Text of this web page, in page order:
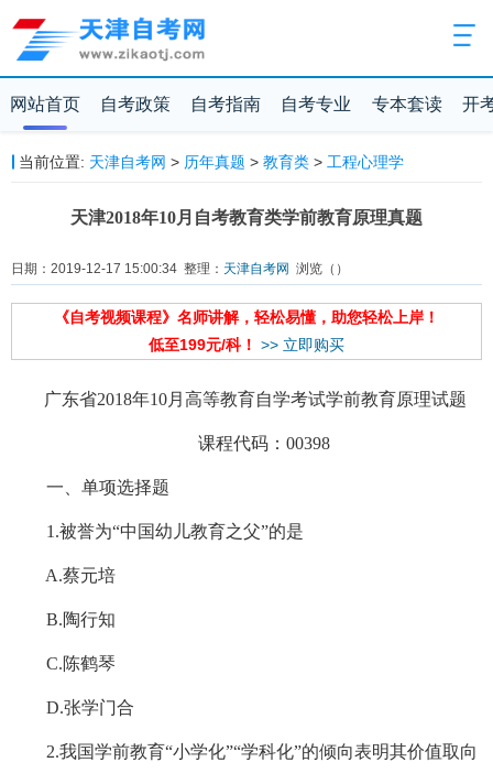
网站首页 自考政策 自考指南 自考专业 专本套读 开
当前位置: 天津自考网 > 历年真题 > 教育类> 工程心理学
天津2018年10月自考教育类学前教育原理真题
日期：2019-12-17 15:00:34 整理： 天津自考网 浏览（ ）
《自考视频课程》名师讲解，轻松易懂，助您轻松上岸！
低至199元/科！ >> 立即购买
广东省2018年10月高等教育自学考试学前教育原理试题
课程代码：00398
一、单项选择题
1.被誉为“中国幼儿教育之父”的是
A.蔡元培
B.陶行知
C.陈鹤琴
D.张学门合
2.我国学前教育“小学化”“学科化”的倾向表明其价值取向